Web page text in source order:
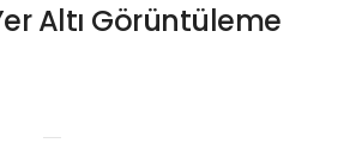
Altı Görüntüleme